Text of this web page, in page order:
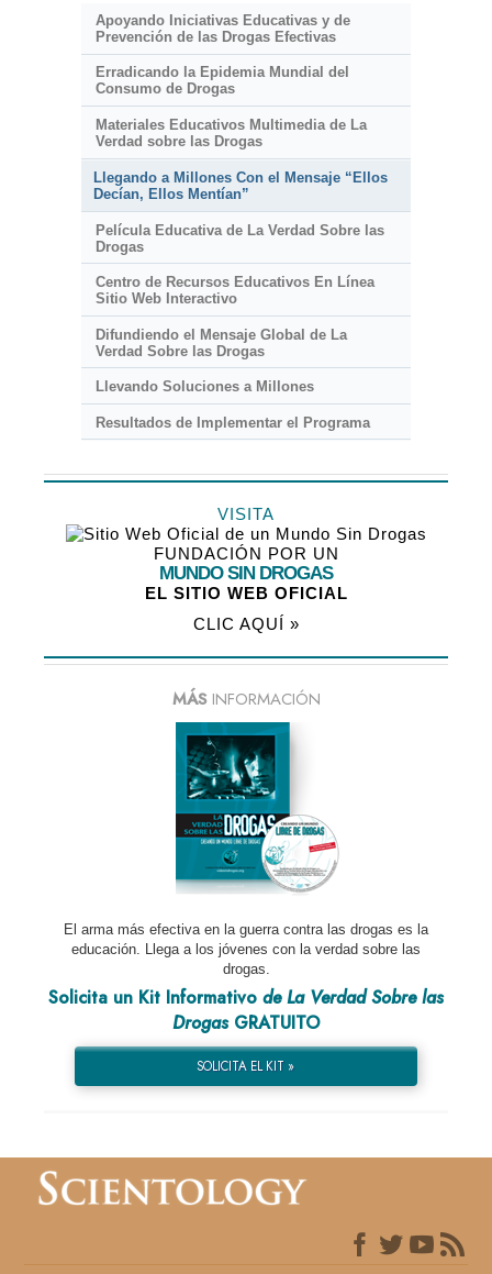
Apoyando Iniciativas Educativas y de
Prevención de las Drogas Efectivas
Erradicando la Epidemia Mundial del
Consumo de Drogas
Materiales Educativos Multimedia de La
Verdad sobre las Drogas
Llegando a Millones Con el Mensaje “Ellos
Decían, Ellos Mentían”
Película Educativa de La Verdad Sobre las
Drogas
Centro de Recursos Educativos En Línea
Sitio Web Interactivo
Difundiendo el Mensaje Global de La
Verdad Sobre las Drogas
Llevando Soluciones a Millones
Resultados de Implementar el Programa
VISITA
FUNDACIÓN POR UN
MUNDO SIN DROGAS
EL SITIO WEB OFICIAL
CLIC AQUÍ »
MÁSINFORMACIÓN
El arma más efectiva en la guerra contra las drogas es la
educación. Llega a los jóvenes con la verdad sobre las
drogas.
Solicita un Kit Informativo de La Verdad Sobre las
DrogasGRATUITO
SOLICITA EL KIT »